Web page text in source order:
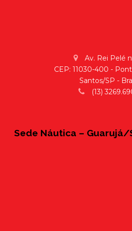
Av. Rei Pelé
CEP: 11030-400 -
Santos/SP -
(13)
Sede Náutica – Guarujá/